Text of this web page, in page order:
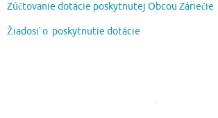
Zúčtovanie dotácie poskytnutej Obcou Záriečie
Žiadosť o poskytnutie dotácie